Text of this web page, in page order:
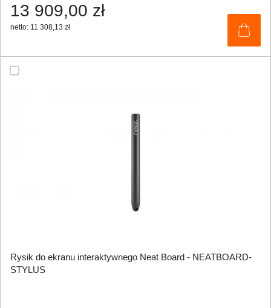
13 909,00 zł
netto: 11 308,13 zł
Rysik do ekranu interaktywnego Neat Board - NEATBOARD-
STYLUS